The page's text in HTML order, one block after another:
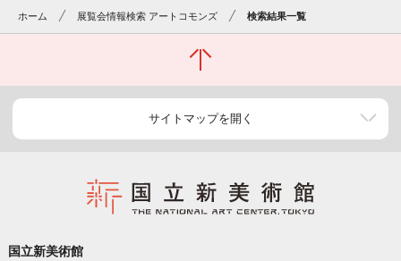
ホーム 展覧会情報検索 アートコモンズ 検索結果一覧
サイトマップを開く
国立新美術館